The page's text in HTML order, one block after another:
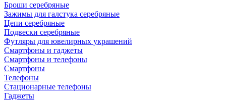
Броши серебряные
Зажимы для галстука серебряные
Цепи серебряные
Подвески серебряные
Футляры для ювелирных украшений
Смартфоны и гаджеты
Смартфоны и телефоны
Смартфоны
Телефоны
Стационарные телефоны
Гаджеты